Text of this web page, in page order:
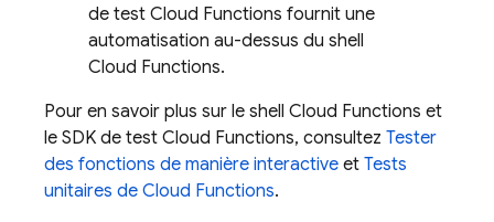
de test Cloud Functions fournit une
automatisation au-dessus du shell
Cloud Functions.
Pour en savoir plus sur le shell Cloud Functions et
le SDK de test Cloud Functions, consultez Tester
des fonctions de manière interactive et Tests
unitaires de Cloud Functions.